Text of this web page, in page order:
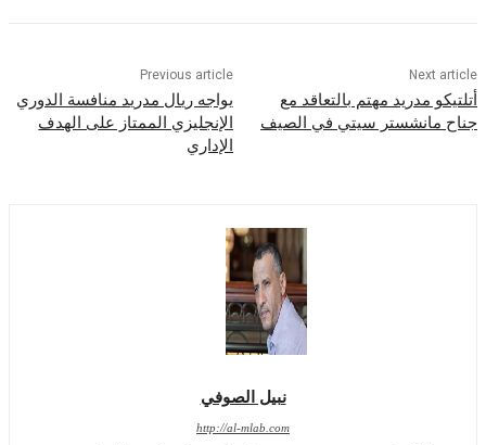
Previous article
يواجه ريال مدريد منافسة الدوري
الإنجليزي الممتاز على الهدف
مدريد مهتم بالتعاقد مع
سيتي في الصيف
نبيل الصوفي
http://al-mlab.com